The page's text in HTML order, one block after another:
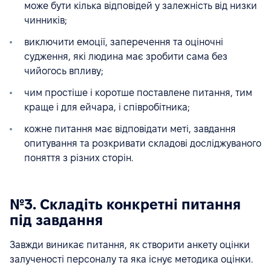
може бути кілька відповідей у залежність від низки
чинників;
виключити емоції, заперечення та оціночні
судження, які людина має зробити сама без
чийогось впливу;
чим простіше і коротше поставлене питання, тим
краще і для ейчара, і співробітника;
кожне питання має відповідати меті, завдання
опитування та розкривати складові досліджуваного
поняття з різних сторін.
№3. Складіть конкретні питання
під завдання
Завжди виникає питання, як створити анкету оцінки
залученості персоналу та яка існує методика оцінки.